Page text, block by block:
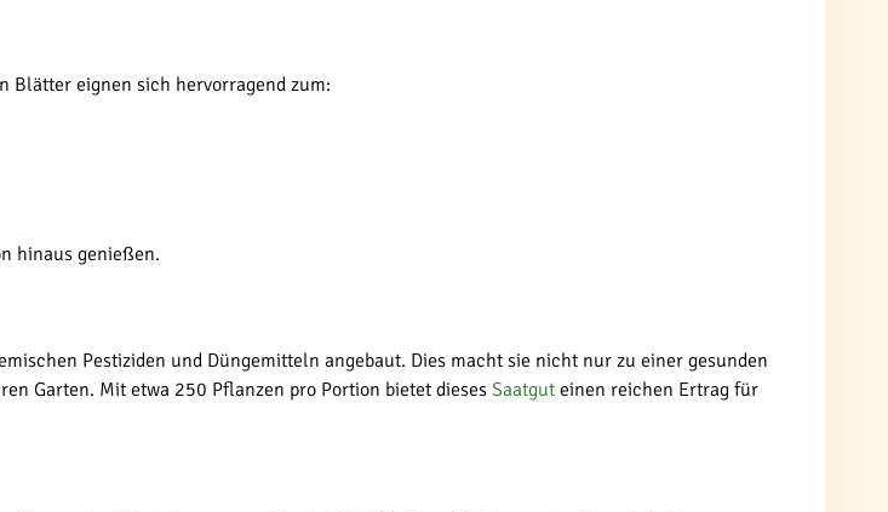
Blätter eignen sich hervorragend zum:
hinaus genießen.
Pestiziden und Düngemitteln angebaut. Dies macht sie nicht nur zu einer gesunden
Garten. Mit etwa 250 Pflanzen pro Portion bietet dieses Saatgut einen reichen Ertrag für